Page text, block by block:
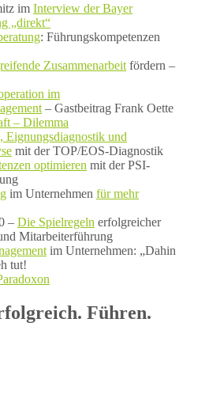
im Interview der Bayer
„direkt“
: Führungskompetenzen
Zusammenarbeit fördern –
im
– Gastbeitrag Frank Oette
– Dilemma
Eignungsdiagnostik und
mit der TOP/EOS-Diagnostik
optimieren mit der PSI-
im Unternehmen für mehr
– Die Spielregeln erfolgreicher
Mitarbeiterführung
im Unternehmen: „Dahin
tut!
Führen.